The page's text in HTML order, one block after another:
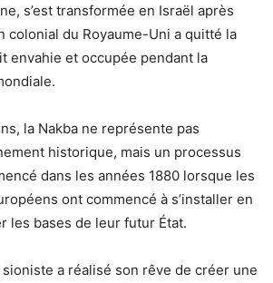
s’est transformée en Israël après
colonial du Royaume-Uni a quitté la
envahie et occupée pendant la
la Nakba ne représente pas
historique, mais un processus
dans les années 1880 lorsque les
ont commencé à s’installer en
les bases de leur futur État.
a réalisé son rêve de créer une